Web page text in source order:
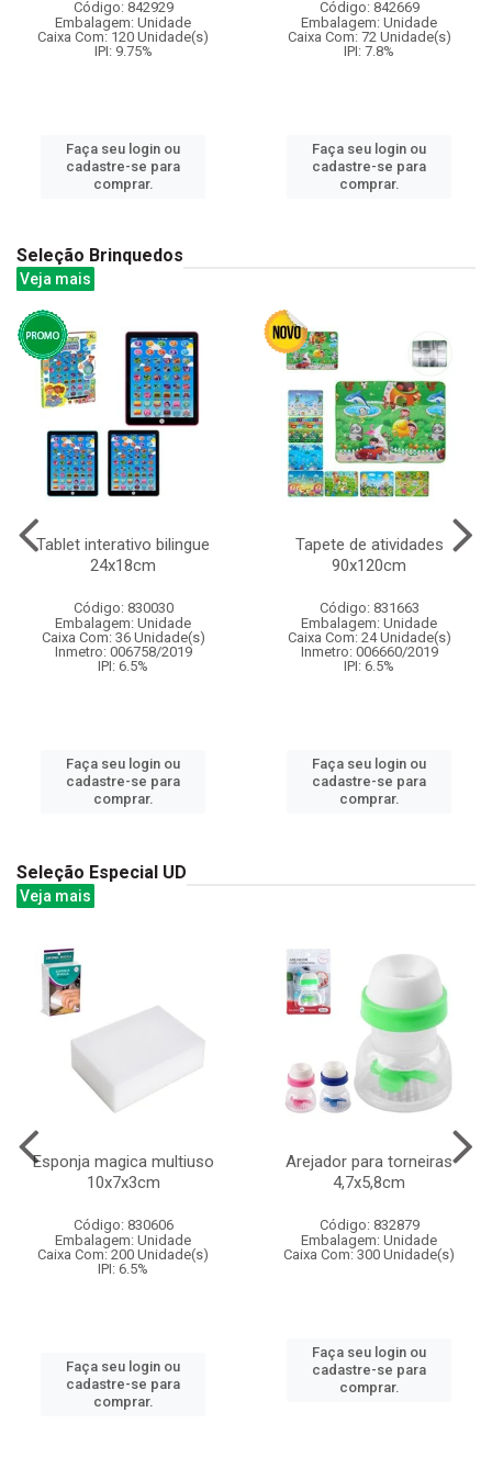
Código: 842929
Embalagem: Unidade
Caixa Com: 120 Unidade(s)
IPI: 9.75%
Faça seu login ou
cadastre-se para
comprar.
Código: 842669
Embalagem: Unidade
Caixa Com: 72 Unidade(s)
IPI: 7.8%
Faça seu login ou
cadastre-se para
comprar.
Seleção Brinquedos
Veja mais
Tablet interativo bilingue
24x18cm
Código: 830030
Embalagem: Unidade
Caixa Com: 36 Unidade(s)
Inmetro: 006758/2019
IPI: 6.5%
Faça seu login ou
cadastre-se para
comprar.
Tapete de atividades
90x120cm
Código: 831663
Embalagem: Unidade
Caixa Com: 24 Unidade(s)
Inmetro: 006660/2019
IPI: 6.5%
Faça seu login ou
cadastre-se para
comprar.
Seleção Especial UD
Veja mais
Esponja magica multiuso
10x7x3cm
Código: 830606
Embalagem: Unidade
Caixa Com: 200 Unidade(s)
IPI: 6.5%
Faça seu login ou
cadastre-se para
comprar.
Arejador para torneiras
4,7x5,8cm
Código: 832879
Embalagem: Unidade
Caixa Com: 300 Unidade(s)
Faça seu login ou
cadastre-se para
comprar.